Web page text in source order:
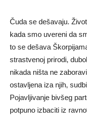
Čuda se dešavaju.
kada smo uvereni da
to se dešava
strastvenoj prirodi,
nikada ništa ne
ostavljena iza njih,
Pojavljivanje bivšeg
potpuno izbaciti iz